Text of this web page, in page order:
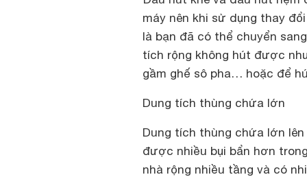
máy nên khi sử dụng thay
là bạn đã có thể chuyển
tích rộng không hút được
gầm ghế sô pha… hoặc để
Dung tích thùng chứa lớn
Dung tích thùng chứa lớn
được nhiều bụi bẩn hơn
nhà rộng nhiều tầng và có